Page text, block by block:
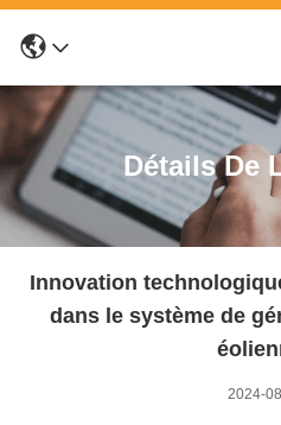
Détails De
Innovation
dans le système de
2024-